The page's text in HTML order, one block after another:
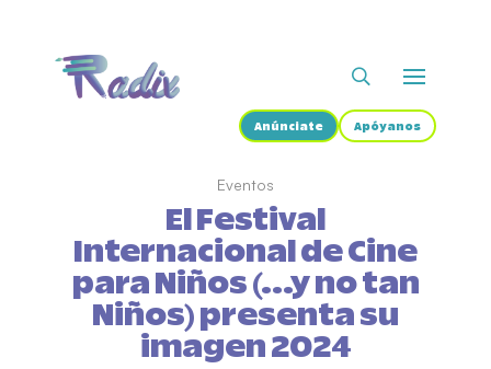
Anúnciate Apóyanos
Eventos
El Festival
Internacional de Cine
para Niños (…y no tan
Niños) presenta su
imagen 2024